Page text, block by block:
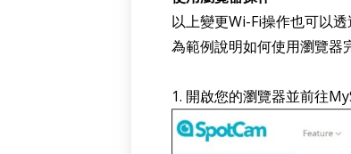
以上變更Wi-Fi操作也可以
為範例說明如何使用瀏覽器
1. 開啟您的瀏覽器並前往